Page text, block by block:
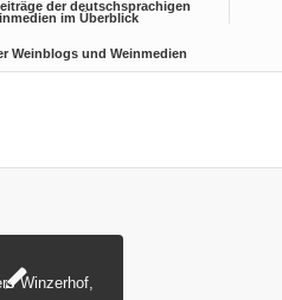
der deutschsprachigen
im Überblick
Weinblogs und Weinmedien